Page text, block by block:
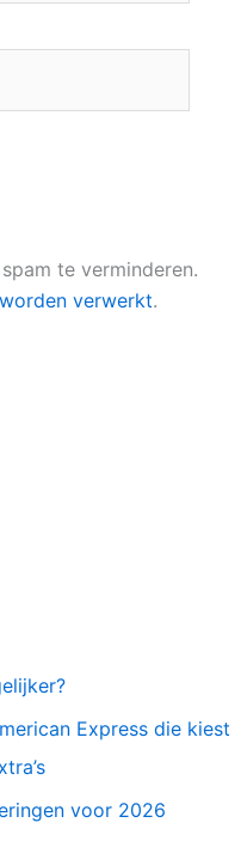
Express die kiest
voor 2026
te verminderen.
verwerkt.